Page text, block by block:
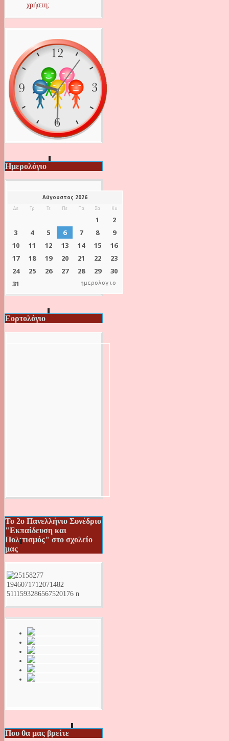
χρήστη;
Ημερολόγιο
ημερολογιο
Εορτολόγιο
Το 2ο Πανελλήνιο Συνέδριο
"Εκπαίδευση και
Πολιτισμός" στο σχολείο
μας
Που θα μας βρείτε